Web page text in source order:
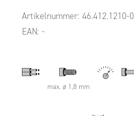
Artikelnummer: 46.412.1210-0
EAN: -
max. ø 1,8 mm